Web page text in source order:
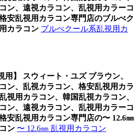
ン、遠視カラコン、乱視用カラーコ
安乱視用カラコン専門店のブルべク
カラコン ブルべクール系乱視用カ
用】 スウィート・ユズ ブラウン、
ン、乱視カラコン、格安乱視用カラ
視用カラコン、韓国乱視カラコン、
ン、遠視カラコン、乱視用カラーコ
安乱視用カラコン専門店の〜 12.6㎜
ン 〜 12.6㎜ 乱視用カラコン